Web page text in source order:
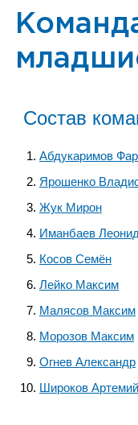
Состав
Абдукаримов
Ярошенко
Жук Мирон
Иманбаев
Косов Семён
Лейко Максим
Малясов Максим
Морозов Максим
Огнев Александр
Широков Артемий